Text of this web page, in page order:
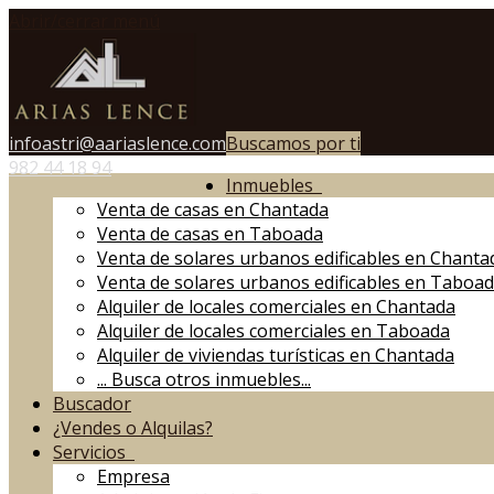
infoastri@aariaslence.com
982 44 18 94
Buscamos por ti
Inmuebles
Venta de casas en Chantada
Venta de casas en Taboada
Venta de solares urbanos edificables en
Venta de solares urbanos edificables en
Alquiler de locales comerciales en Chantada
Alquiler de locales comerciales en Taboada
Alquiler de viviendas turísticas en Chantada
... Busca otros inmuebles...
Buscador
¿Vendes o Alquilas?
Servicios
Empresa